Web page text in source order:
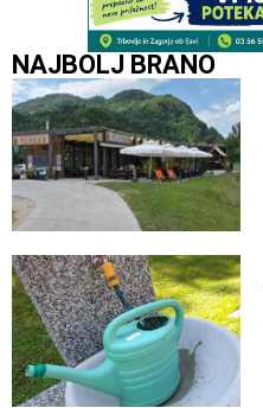
NAJBOLJ BRANO